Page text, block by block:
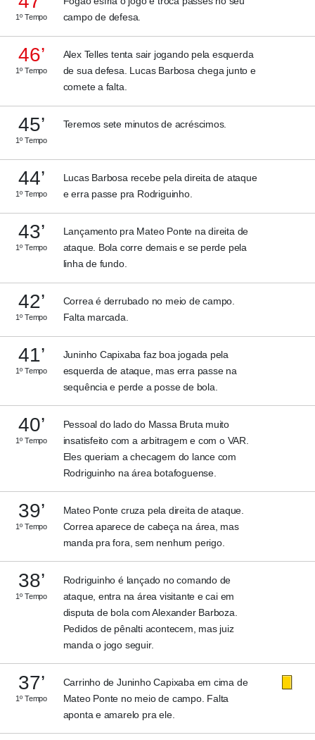
1º Tempo
campo de defesa.
46’
1º Tempo
Alex Telles tenta sair jogando pela esquerda
de sua defesa. Lucas Barbosa chega junto e
comete a falta.
45’
1º Tempo
Teremos sete minutos de acréscimos.
44’
1º Tempo
Lucas Barbosa recebe pela direita de ataque
e erra passe pra Rodriguinho.
43’
1º Tempo
Lançamento pra Mateo Ponte na direita de
ataque. Bola corre demais e se perde pela
linha de fundo.
42’
1º Tempo
Correa é derrubado no meio de campo.
Falta marcada.
41’
1º Tempo
Juninho Capixaba faz boa jogada pela
esquerda de ataque, mas erra passe na
sequência e perde a posse de bola.
40’
1º Tempo
Pessoal do lado do Massa Bruta muito
insatisfeito com a arbitragem e com o VAR.
Eles queriam a checagem do lance com
Rodriguinho na área botafoguense.
39’
1º Tempo
Mateo Ponte cruza pela direita de ataque.
Correa aparece de cabeça na área, mas
manda pra fora, sem nenhum perigo.
38’
1º Tempo
Rodriguinho é lançado no comando de
ataque, entra na área visitante e cai em
disputa de bola com Alexander Barboza.
Pedidos de pênalti acontecem, mas juiz
manda o jogo seguir.
37’
1º Tempo
Carrinho de Juninho Capixaba em cima de
Mateo Ponte no meio de campo. Falta
aponta e amarelo pra ele.